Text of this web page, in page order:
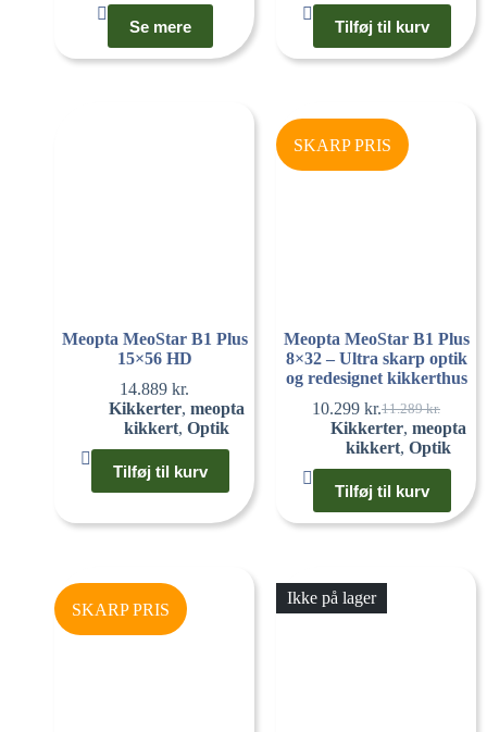
Se mere Tilføj til kurv
Meopta MeoStar B1 Plus
15×56 HD
14.889 kr.
Kikkerter, meopta
kikkert, Optik
Tilføj til kurv
SKARP PRIS
Meopta MeoStar B1 Plus
8×32 – Ultra skarp optik
og redesignet kikkerthus
11.289kr.
10.299 kr.
Kikkerter, meopta
kikkert, Optik
Tilføj til kurv
SKARP PRIS
Ikke på lager